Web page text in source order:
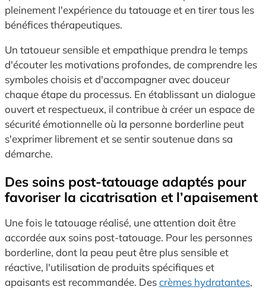
pleinement l'expérience du tatouage et en tirer tous les
bénéfices thérapeutiques.
Un tatoueur sensible et empathique prendra le temps
d'écouter les motivations profondes, de comprendre les
symboles choisis et d'accompagner avec douceur
chaque étape du processus. En établissant un dialogue
ouvert et respectueux, il contribue à créer un espace de
sécurité émotionnelle où la personne borderline peut
s'exprimer librement et se sentir soutenue dans sa
démarche.
Des soins post-tatouage adaptés pour
favoriser la cicatrisation et l’apaisement
Une fois le tatouage réalisé, une attention doit être
accordée aux soins post-tatouage. Pour les personnes
borderline, dont la peau peut être plus sensible et
réactive, l'utilisation de produits spécifiques et
apaisants est recommandée. Descrèmes hydratantes,